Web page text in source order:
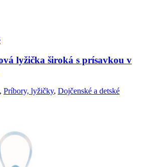
lyžička široká s prísavkou v
, Príbory, lyžičky, Dojčenské a detské